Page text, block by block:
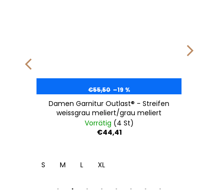
€55,50 –19 %
Damen Garnitur Outlast® - Streifen
weissgrau meliert/grau meliert
Vorrätig (4 St)
€44,41
S M L XL